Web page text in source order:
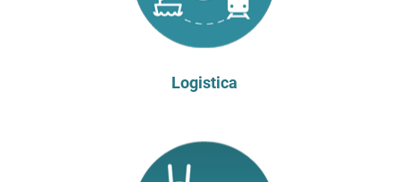
Logistica